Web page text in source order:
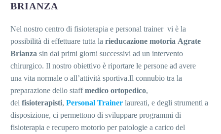
BRIANZA
Nel nostro centro di fisioterapia e personal trainer vi è la
possibilità di effettuare tutta la rieducazione motoria Agrate
Brianza sin dai primi giorni successivi ad un intervento
chirurgico. Il nostro obiettivo è riportare le persone ad avere
una vita normale o all’attività sportiva.Il connubio tra la
preparazione dello staffmedico ortopedico,
dei fisioterapisti, Personal Trainer laureati, e degli strumenti a
disposizione, ci permettono di sviluppare programmi di
fisioterapia e recupero motorio per patologie a carico del